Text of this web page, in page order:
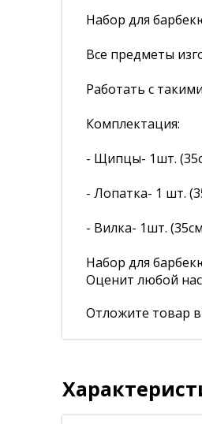
Набор для
Все предметы
Работать с
Комплектация:
- Щипцы- 1шт.
- Лопатка- 1 шт.
- Вилка- 1шт.
Набор для
Оценит любой
Отложите товар в